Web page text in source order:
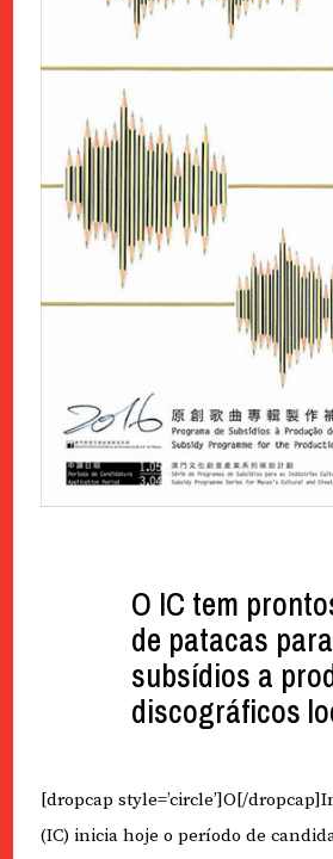
O IC tem
de patacas
subsídios a
discográficos
[dropcap style=’circle’]O[/
(IC) inicia hoje o período de